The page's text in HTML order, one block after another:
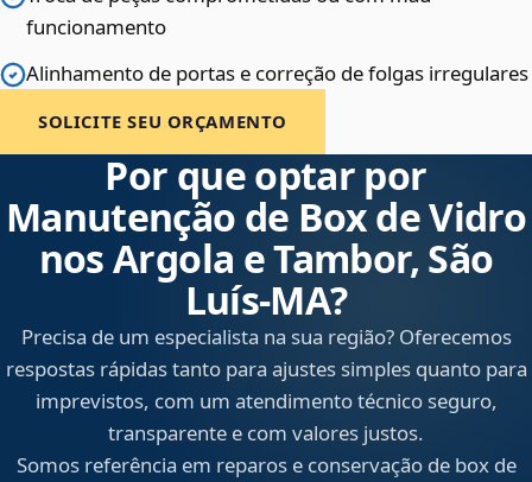
funcionamento
Alinhamento de portas e correção de folgas irregulares
SOLICITE SEU ORÇAMENTO
Por que optar por
Manutenção de Box de Vidro
nos Argola e Tambor, São
Luís‑MA?
Precisa de um especialista na sua região? Oferecemos
respostas rápidas tanto para ajustes simples quanto para
imprevistos, com um atendimento técnico seguro,
transparente e com valores justos.
Somos referência em reparos e conservação de box de